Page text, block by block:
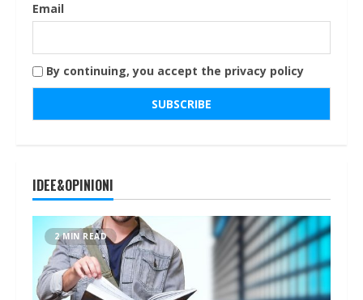
Email
By continuing, you accept the privacy policy
IDEE&OPINIONI
2 MIN READ